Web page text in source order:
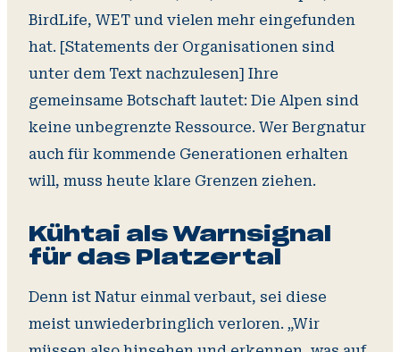
BirdLife, WET und vielen mehr eingefunden
hat. [Statements der Organisationen sind
unter dem Text nachzulesen] Ihre
gemeinsame Botschaft lautet: Die Alpen sind
keine unbegrenzte Ressource. Wer Bergnatur
auch für kommende Generationen erhalten
will, muss heute klare Grenzen ziehen.
Kühtai als Warnsignal
für das Platzertal
Denn ist Natur einmal verbaut, sei diese
meist unwiederbringlich verloren. „Wir